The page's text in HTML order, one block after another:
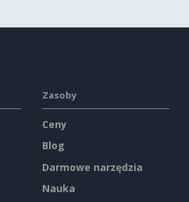
Zasoby
Ceny
Blog
Darmowe narzędzia
Nauka